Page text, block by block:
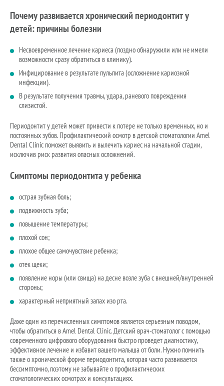
Почему развивается хронический периодонтит у
детей: причины болезни
Несвоевременное лечение кариеса (поздно обнаружили или не имели
возможности сразу обратиться в клинику).
Инфицирование в результате пульпита (осложнение кариозной
инфекции).
В результате получения травмы, удара, раневого повреждения
слизистой.
Периодонтит у детей может привести к потере не только временных, но и
постоянных зубов. Профилактический осмотр в детской стоматологии Amel
Dental Clinic поможет выявить и вылечить кариес на начальной стадии,
исключив риск развития опасных осложнений.
Симптомы периодонтита у ребенка
острая зубная боль;
подвижность зуба;
повышение температуры;
плохой сон;
плохое общее самочувствие ребенка;
отек щеки;
появление норы (или свища) на десне возле зуба с внешней/внутренней
стороны;
характерный неприятный запах изо рта.
Даже один из перечисленных симптомов является серьезным поводом,
чтобы обратиться в Amel Dental Clinic. Детский врач-стоматолог с помощью
современного цифрового оборудования быстро проведет диагностику,
эффективное лечение и избавит вашего малыша от боли. Нужно помнить
также о хронической форме периодонтита, которая часто развивается
бессимптомно, поэтому не забывайте о профилактических
стоматологических осмотрах и консультациях.